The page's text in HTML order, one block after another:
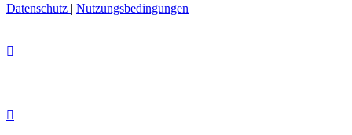
Datenschutz | Nutzungsbedingungen